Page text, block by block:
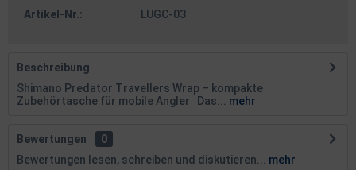
Artikel-Nr.: LUGC-03
Beschreibung
Shimano Predator Travellers Wrap – kompakte
Zubehörtasche für mobile Angler Das...
mehr
Bewertungen
0
Bewertungen lesen, schreiben und diskutieren...
mehr